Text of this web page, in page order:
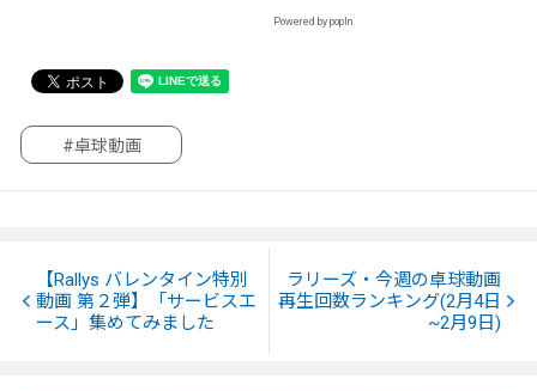
Powered by popIn
#卓球動画
【Rallys バレンタイン特別
動画 第２弾】「サービスエ
ース」集めてみました
ラリーズ・今週の卓球動画
再生回数ランキング(2月4日
~2月9日)